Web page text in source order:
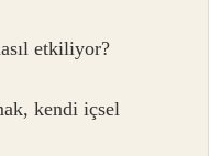
etkiliyor?
kendi içsel